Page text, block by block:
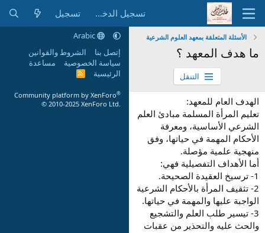
تسجيل الدخول تسجيل
الأسئلة المتعلقة بمعهد العلوم الشرعية
ما هدف المعهد ؟
التنقل
الهدف العام للمعهد:
تعليم المرأة المسلمة مبادئ العلم
الشرعي الأساسية، ومعرفة
الأحكام المهمة في حياتها، وفق
منهجية علمية مؤصلة.
أما الأهداف التفصيلية فهي:
1- ترسيخ العقيدة الصحيحة.
2- تثقيف المرأة بالأحكام الشرعية
الواجبة عليها والمهمة في حياتها.
3- تيسير طلب العلم والتشجيع
والحث عليه والتحذير من عقبات
Arabic
إتصل بنا
الشروط والقوانين
سياسة الخصوصية
مساعدة
الرئيسية
R
Community platform by XenForo®
© 2010-2025 XenForo Ltd.